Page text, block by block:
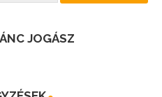
JOGÁSZ